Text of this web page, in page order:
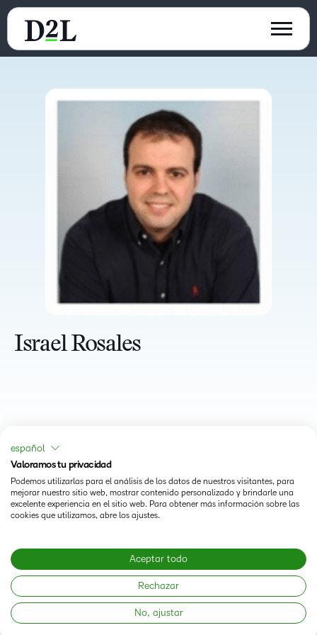
Israel Rosales
Status
Modern Slavery Statement
español
Valoramos tu privacidad
Podemos utilizarlas para el análisis de los datos de nuestros visitantes, para
mejorar nuestro sitio web, mostrar contenido personalizado y brindarle una
excelente experiencia en el sitio web. Para obtener más información sobre las
cookies que utilizamos, abre los ajustes.
Aceptar todo
Rechazar
No, ajustar